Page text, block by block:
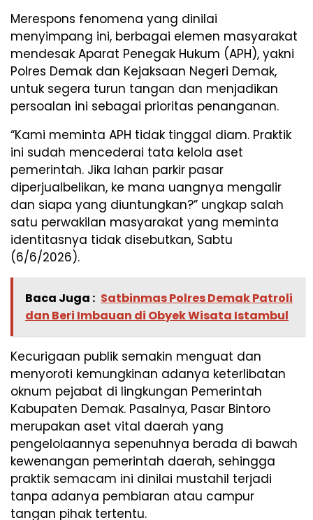
Merespons fenomena yang dinilai
menyimpang ini, berbagai elemen masyarakat
mendesak Aparat Penegak Hukum (APH), yakni
Polres Demak dan Kejaksaan Negeri Demak,
untuk segera turun tangan dan menjadikan
persoalan ini sebagai prioritas penanganan.
“Kami meminta APH tidak tinggal diam. Praktik
ini sudah mencederai tata kelola aset
pemerintah. Jika lahan parkir pasar
diperjualbelikan, ke mana uangnya mengalir
dan siapa yang diuntungkan?” ungkap salah
satu perwakilan masyarakat yang meminta
identitasnya tidak disebutkan, Sabtu
(6/6/2026).
Baca Juga : Satbinmas Polres Demak Patroli
dan Beri Imbauan di Obyek Wisata Istambul
Kecurigaan publik semakin menguat dan
menyoroti kemungkinan adanya keterlibatan
oknum pejabat di lingkungan Pemerintah
Kabupaten Demak. Pasalnya, Pasar Bintoro
merupakan aset vital daerah yang
pengelolaannya sepenuhnya berada di bawah
kewenangan pemerintah daerah, sehingga
praktik semacam ini dinilai mustahil terjadi
tanpa adanya pembiaran atau campur
tangan pihak tertentu.